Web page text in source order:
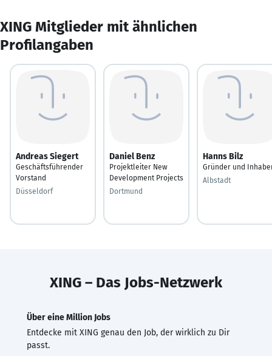
XING Mitglieder mit ähnlichen
Profilangaben
Andreas Siegert
Geschäftsführender
Vorstand
Düsseldorf
Daniel Benz
Projektleiter New
Development Projects
Dortmund
Hanns Bilz
Gründer und
Albstadt
XING – Das Jobs-Netzwerk
Über eine Million Jobs
Entdecke mit XING genau den Job, der wirklich zu Dir
passt.